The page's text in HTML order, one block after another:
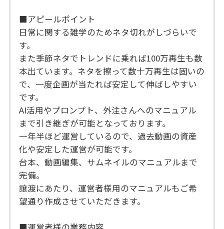
■アピールポイント
日常に関する雑学のためネタ切れがしづらいで
す。
また季節ネタでトレンドに乗れば100万再生も数
本出ています。ネタを擦って数十万再生は固いの
で、一度企画が当たれば安定して伸ばしやすい
です。
AI活用やプロンプト、外注さんへのマニュアル
まで引き継ぎが可能となっております。
一年半ほど運営しているので、過去動画の資産
化や安定した運営が可能です。
台本、動画編集、サムネイルのマニュアルまで
完備。
譲渡にあたり、運営者様用のマニュアルもご希
望通り作成させていただきます。